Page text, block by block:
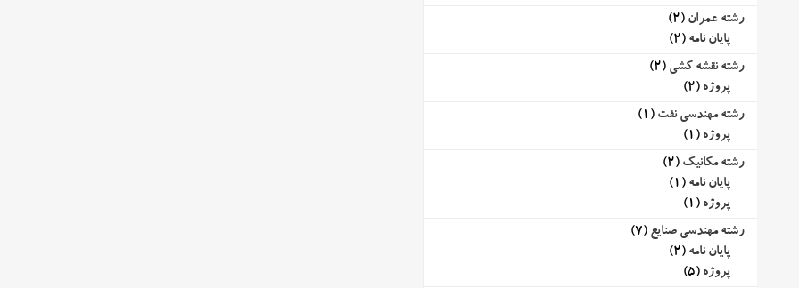
رشته عمران (2)
پایان نامه (2)
رشته نقشه کشی (2)
پروژه (2)
رشته مهندسی نفت (1)
پروژه (1)
رشته مکانیک (2)
پایان نامه (1)
پروژه (1)
رشته مهندسی صنایع (7)
پایان نامه (2)
پروژه (5)